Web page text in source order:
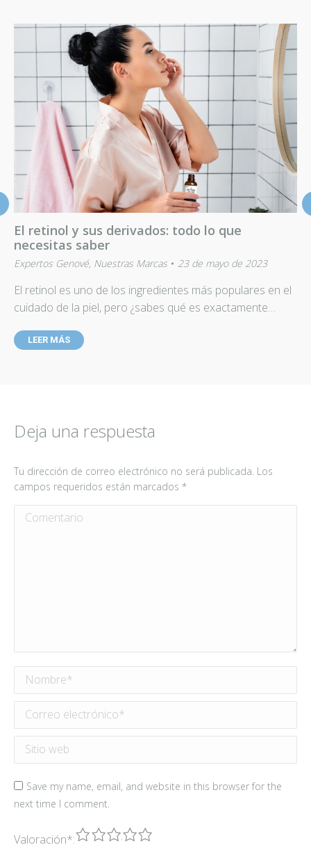
El retinol y sus derivados: todo lo que
necesitas saber
Expertos Genové, Nuestras Marcas 23 de mayo de 2023
El retinol es uno de los ingredientes más populares en el
cuidado de la piel, pero ¿sabes qué es exactamente…
LEER MÁS
Deja una respuesta
Tu dirección de correo electrónico no será publicada. Los
campos requeridos están marcados *
Comentario
Nombre *
Correo electrónico *
Sitio web
Save my name, email, and website in this browser for the
next time I comment.
Valoración*: 5
4
3
2
1